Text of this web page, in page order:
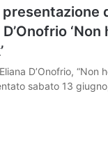
presentazione
‘Non
D’Onofrio, “Non
sabato 13